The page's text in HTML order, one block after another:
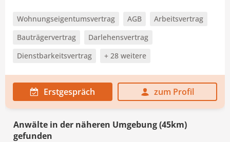
Wohnungseigentumsvertrag AGB
Arbeitsvertrag
Bauträgervertrag
Darlehensvertrag
Dienstbarkeitsvertrag
+ 28 weitere
Erstgespräch zum Profil
Anwälte in der näheren Umgebung (45km)
gefunden